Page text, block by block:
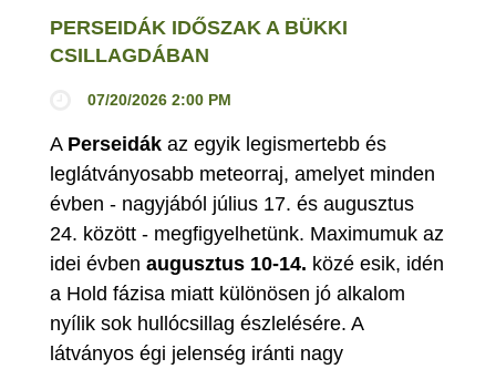
PERSEIDÁK IDŐSZAK A BÜKKI
CSILLAGDÁBAN
07/20/2026 2:00 PM
A Perseidák az egyik legismertebb és
leglátványosabb meteorraj, amelyet minden
évben - nagyjából július 17. és augusztus
24. között - megfigyelhetünk. Maximumuk az
idei évben augusztus 10-14. közé esik, idén
a Hold fázisa miatt különösen jó alkalom
nyílik sok hullócsillag észlelésére. A
látványos égi jelenség iránti nagy